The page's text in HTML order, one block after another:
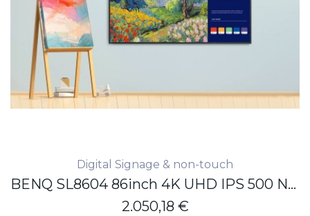
Digital Signage & non-touch
BENQ SL8604 86inch 4K UHD IPS 500 NITS ANDROID 13.0 EDLA 24/7 Pantone Validated
2.050,18 €